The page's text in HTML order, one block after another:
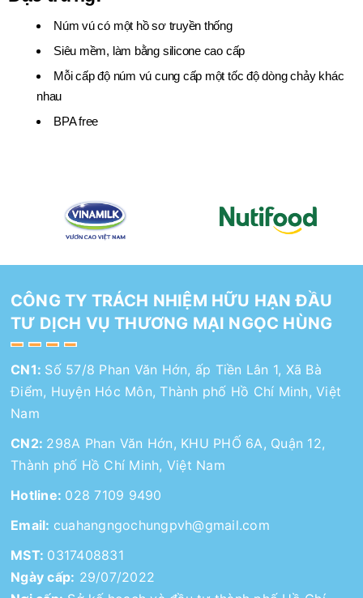
Núm vú có một hồ sơ truyền thống
Siêu mềm, làm bằng silicone cao cấp
Mỗi cấp độ núm vú cung cấp một tốc độ dòng chảy khác
nhau
BPA free
CÔNG TY TRÁCH NHIỆM HỮU HẠN ĐẦU
TƯ DỊCH VỤ THƯƠNG MẠI NGỌC HÙNG
CN1: Số 57/8 Phan Văn Hớn, ấp Tiền Lân 1, Xã Bà
Điểm, Huyện Hóc Môn, Thành phố Hồ Chí Minh, Việt
Nam
CN2: 298A Phan Văn Hớn, KHU PHỐ 6A, Quận 12,
Thành phố Hồ Chí Minh, Việt Nam
Hotline: 028 7109 9490
Email: cuahangngochungpvh@gmail.com
MST: 0317408831
Ngày cấp: 29/07/2022